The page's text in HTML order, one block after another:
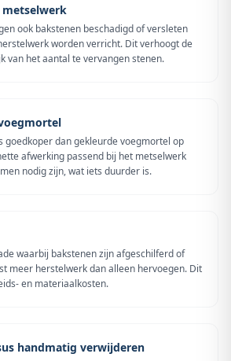
metselwerk
ook bakstenen beschadigd of versleten
worden verricht. Dit verhoogt de
van het aantal te vervangen stenen.
goedkoper dan gekleurde voegmortel op
afwerking passend bij het metselwerk
nodig zijn, wat iets duurder is.
waarbij bakstenen zijn afgeschilferd of
meer herstelwerk dan alleen hervoegen. Dit
en materiaalkosten.
handmatig verwijderen